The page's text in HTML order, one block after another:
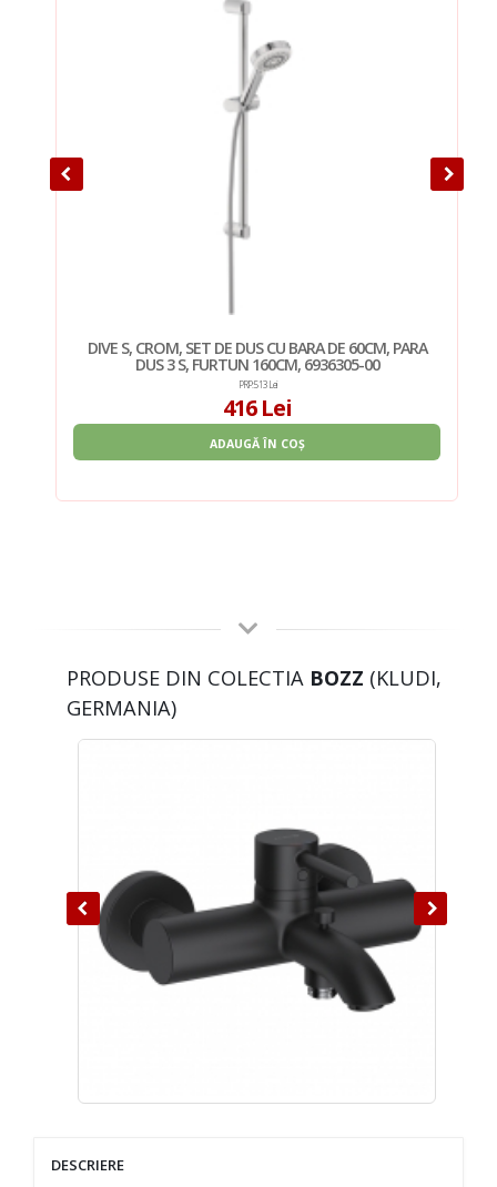
DIVE S, CROM, SET DE DUS CU BARA DE 60CM, PARA
DUS 3 S, FURTUN 160CM, 6936305-00
PRP: 513 Lei
416 Lei
ADAUGĂ ÎN COȘ
PRODUSE DIN COLECTIA BOZZ (KLUDI,
GERMANIA)
DESCRIERE